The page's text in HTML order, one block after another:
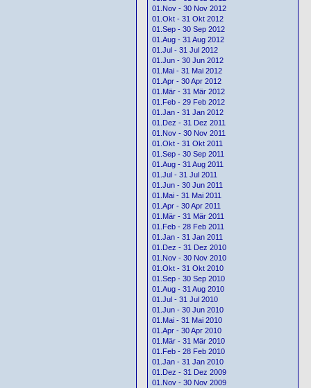
01.Nov - 30 Nov 2012
01.Okt - 31 Okt 2012
01.Sep - 30 Sep 2012
01.Aug - 31 Aug 2012
01.Jul - 31 Jul 2012
01.Jun - 30 Jun 2012
01.Mai - 31 Mai 2012
01.Apr - 30 Apr 2012
01.Mär - 31 Mär 2012
01.Feb - 29 Feb 2012
01.Jan - 31 Jan 2012
01.Dez - 31 Dez 2011
01.Nov - 30 Nov 2011
01.Okt - 31 Okt 2011
01.Sep - 30 Sep 2011
01.Aug - 31 Aug 2011
01.Jul - 31 Jul 2011
01.Jun - 30 Jun 2011
01.Mai - 31 Mai 2011
01.Apr - 30 Apr 2011
01.Mär - 31 Mär 2011
01.Feb - 28 Feb 2011
01.Jan - 31 Jan 2011
01.Dez - 31 Dez 2010
01.Nov - 30 Nov 2010
01.Okt - 31 Okt 2010
01.Sep - 30 Sep 2010
01.Aug - 31 Aug 2010
01.Jul - 31 Jul 2010
01.Jun - 30 Jun 2010
01.Mai - 31 Mai 2010
01.Apr - 30 Apr 2010
01.Mär - 31 Mär 2010
01.Feb - 28 Feb 2010
01.Jan - 31 Jan 2010
01.Dez - 31 Dez 2009
01.Nov - 30 Nov 2009